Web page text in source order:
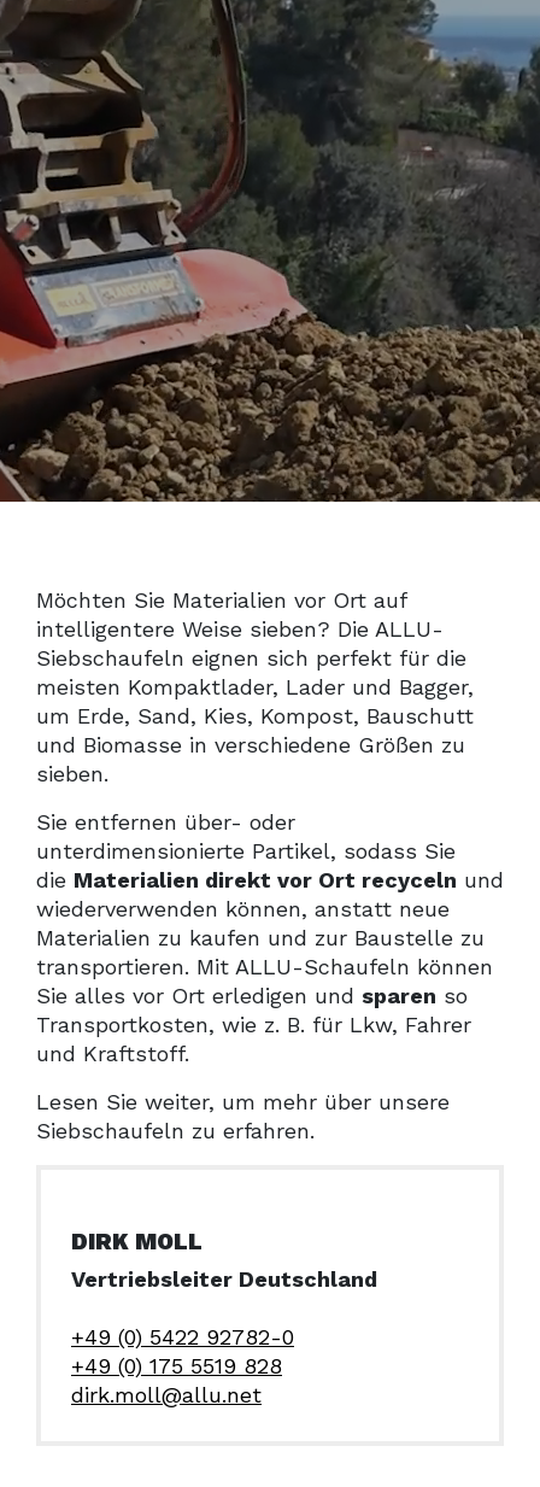
Möchten Sie Materialien vor Ort auf
intelligentere Weise sieben? Die ALLU-
Siebschaufeln eignen sich perfekt für die
meisten Kompaktlader, Lader und Bagger,
um Erde, Sand, Kies, Kompost, Bauschutt
und Biomasse in verschiedene Größen zu
sieben.
Sie entfernen über- oder
unterdimensionierte Partikel, sodass Sie
die Materialien direkt vor Ort recyceln und
wiederverwenden können, anstatt neue
Materialien zu kaufen und zur Baustelle zu
transportieren. Mit ALLU-Schaufeln können
Sie alles vor Ort erledigen und sparen so
Transportkosten, wie z. B. für Lkw, Fahrer
und Kraftstoff.
Lesen Sie weiter, um mehr über unsere
Siebschaufeln zu erfahren.
DIRK MOLL
Vertriebsleiter Deutschland
+49 (0) 5422 92782-0
+49 (0) 175 5519 828
dirk.moll@allu.net